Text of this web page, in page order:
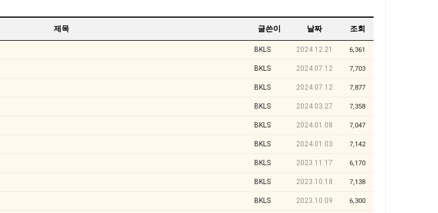
제목 글쓴이 날짜 조회
BKLS 2024.12.21 6,361
BKLS 2024.07.12 7,703
BKLS 2024.07.12 7,877
BKLS 2024.03.27 7,358
BKLS 2024.01.08 7,047
BKLS 2024.01.03 7,142
BKLS 2023.11.17 6,170
BKLS 2023.10.18 7,138
BKLS 2023.10.09 6,300